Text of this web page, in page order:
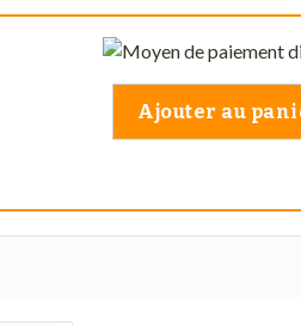
Ajouter au